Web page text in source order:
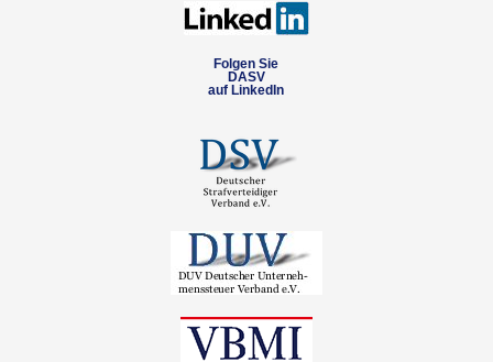
Folgen Sie
DASV
auf LinkedIn